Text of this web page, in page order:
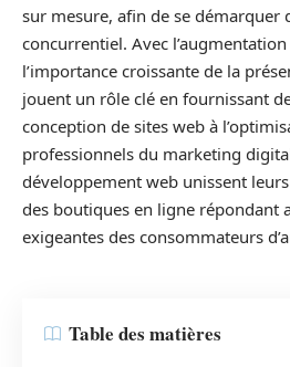
sur mesure, afin de se démarquer
concurrentiel. Avec
l’importance croissante de la
jouent un rôle clé en fournissant
conception de sites web à
professionnels du marketing
développement web unissent
des boutiques en ligne répondant
exigeantes des consommateurs
Table des matières